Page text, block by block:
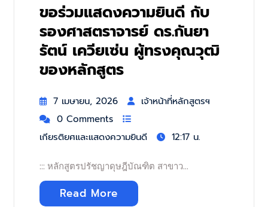
ขอร่วมแสดงความยินดี กับ
รองศาสตราจารย์ ดร.กันยา
รัตน์ เควียเซ่น ผู้ทรงคุณวุฒิ
ของหลักสูตร
7 เมษายน, 2026
เจ้าหน้าที่หลักสูตรฯ
0 Comments
เกียรติยศและแสดงความยินดี
12:17 น.
::: หลักสูตรปรัชญาดุษฎีบัณฑิต สาขาว…
Read More